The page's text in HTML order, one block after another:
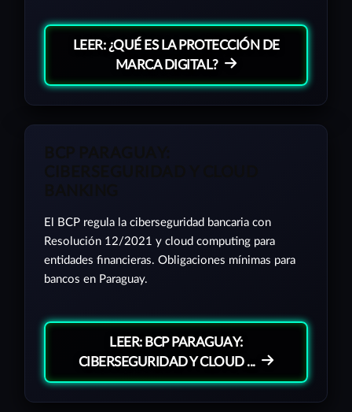
LEER: ¿QUÉ ES LA PROTECCIÓN DE
MARCA DIGITAL?
El BCP regula la ciberseguridad bancaria con
Resolución 12/2021 y cloud computing para
entidades financieras. Obligaciones mínimas para
bancos en Paraguay.
LEER: BCP PARAGUAY:
CIBERSEGURIDAD Y CLOUD ...